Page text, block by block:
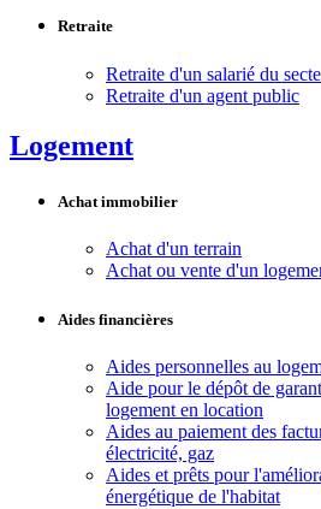
Retraite
Retraite d'un salarié du
Retraite d'un agent public
Logement
Achat immobilier
Achat d'un terrain
Achat ou vente d'un
Aides financières
Aides personnelles au
Aide pour le dépôt de
logement en location
Aides au paiement des
électricité, gaz
Aides et prêts pour
énergétique de l'habitat